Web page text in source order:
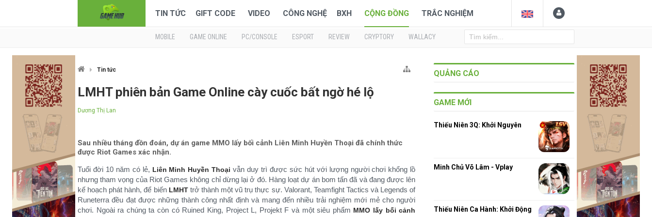
TIN TỨC GIFT CODE VIDEO CÔNG NGHỆ BXH CỘNG ĐỒNG TRẮC NGHIỆM
MOBILE GAME ONLINE PC/CONSOLE ESPORT REVIEW CRYPTORY WALLACY
Tin tức
LMHT phiên bản Game Online cày cuốc bất ngờ hé lộ
Dương Thị Lan
Sau nhiều tháng đồn đoán, dự án game MMO lấy bối cảnh Liên Minh Huyền Thoại đã chính thức
được Riot Games xác nhận.
Tuổi đời 10 năm có lẻ, Liên Minh Huyền Thoại vẫn duy trì được sức hút với lượng người chơi khổng lồ
nhưng tham vọng của Riot Games không chỉ dừng lại ở đó. Hàng loạt dự án bom tấn đã và đang được lên
kế hoạch phát hành, để biến LMHTtrở thành một vũ trụ thực sự. Valorant, Teamfight Tactics và Legends of
Runeterra đều đạt được những thành công nhất định và mang đến nhiều trải nghiệm mới mẻ cho người
chơi. Ngoài ra chúng ta còn có Ruined King, Project L, Projekt F và một siêu phẩm MMO lấy bối cảnh
QUẢNG CÁO
GAME MỚI
Thiếu Niên 3Q: Khởi Nguyên
Minh Chủ Võ Lâm - Vplay
Thiếu Niên Ca Hành: Khởi Động